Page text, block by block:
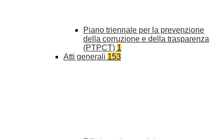
Piano triennale per la prevenzione
della corruzione e della trasparenza
(PTPCT) 1
Atti generali 153